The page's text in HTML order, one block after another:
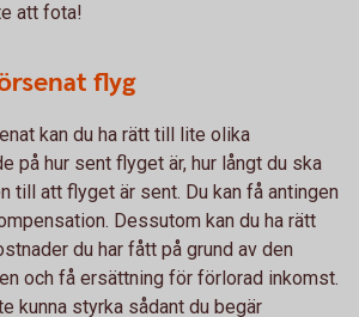
att fota!
flyg
kan du ha rätt till lite olika
på hur sent flyget är, hur långt du ska
till att flyget är sent. Du kan få antingen
Dessutom kan du ha rätt
du har fått på grund av den
och få ersättning för förlorad inkomst.
kunna styrka sådant du begär